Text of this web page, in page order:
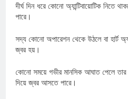
দীর্ঘ দিন ধরে কোনো অ্যান্টিবায়োটিক নিতে
পারে।
সদ্য কোনো অপারেশন থেকে উঠলে বা হার্ট
জ্বর হয়।
কোনো সময়ে গভীর মানসিক আঘাত পেলে তার
দিয়ে জ্বর আসতে পারে।